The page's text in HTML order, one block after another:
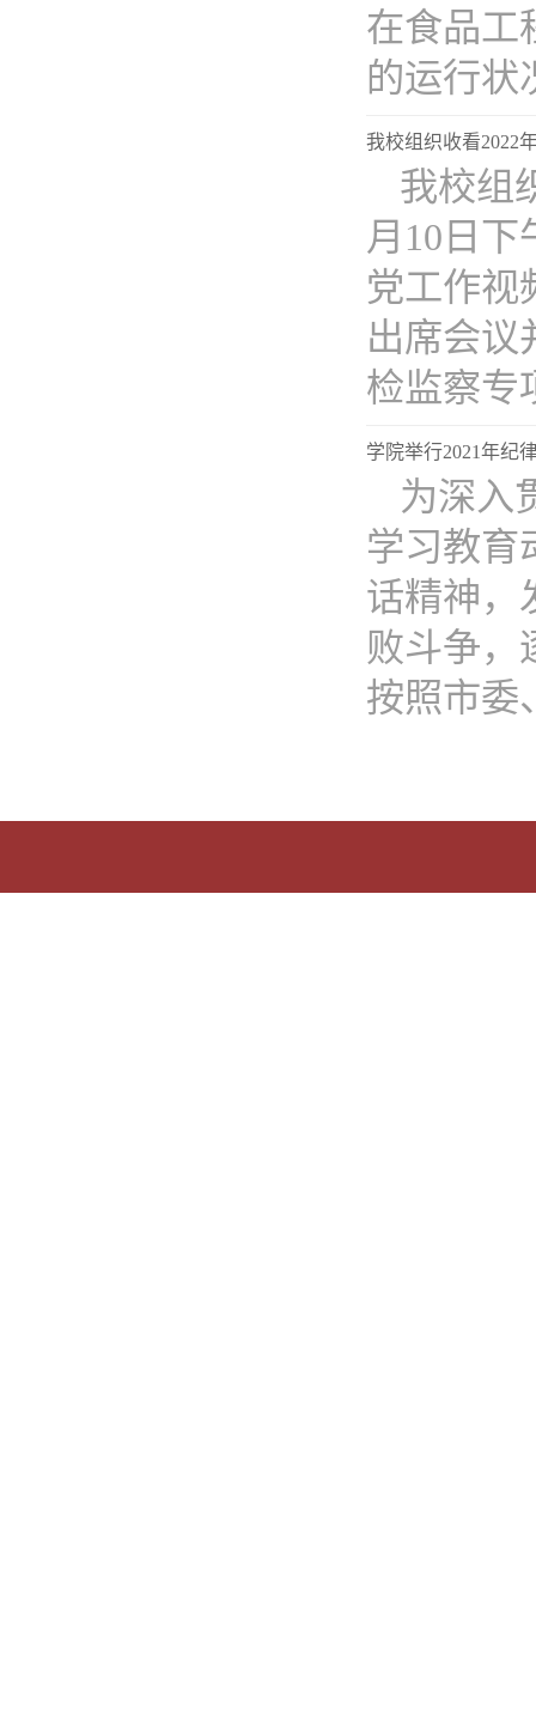
在食品工
的运行状
我校组织收看2022
我校组
月10日
党工作视
出席会议
检监察专
学院举行2021年纪
为深入
学习教育
话精神，
败斗争，
按照市委